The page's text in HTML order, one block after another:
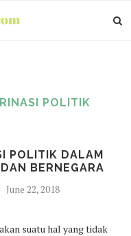
POLITIK
POLITIK DALAM
BERNEGARA
June 22, 2018
suatu hal yang tidak